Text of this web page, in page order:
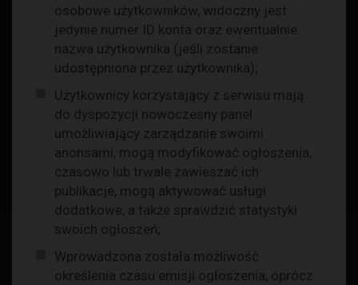
osobowe użytkowników, widoczny jest
jedynie numer ID konta oraz ewentualnie
nazwa użytkownika (jeśli zostanie
udostępniona przez użytkownika);
Użytkownicy korzystający z serwisu mają
do dyspozycji nowoczesny panel
umożliwiający zarządzanie swoimi
anonsami, mogą modyfikować ogłoszenia,
czasowo lub trwale zawieszać ich
publikacje, mogą aktywować usługi
dodatkowe, a także sprawdzić statystyki
swoich ogłoszeń;
Wprowadzona została możliwość
określenia czasu emisji ogłoszenia, oprócz